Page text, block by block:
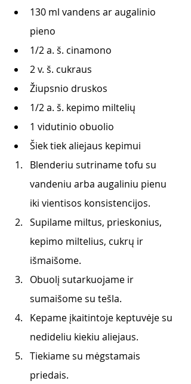
130 ml vandens ar augalinio
pieno
1/2 a. š. cinamono
2 v. š. cukraus
Žiupsnio druskos
1/2 a. š. kepimo miltelių
1 vidutinio obuolio
Šiek tiek aliejaus kepimui
Blenderiu sutriname tofu su
vandeniu arba augaliniu pienu
iki vientisos konsistencijos.
Supilame miltus, prieskonius,
kepimo miltelius, cukrų ir
išmaišome.
Obuolį sutarkuojame ir
sumaišome su tešla.
Kepame įkaitintoje keptuvėje su
nedideliu kiekiu aliejaus.
Tiekiame su mėgstamais
priedais.